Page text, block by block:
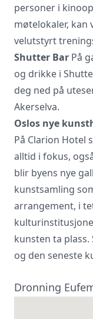
personer i
møtelokaler, kan
velutstyrt
Shutter Bar På
og drikke i
deg ned på
Akerselva.
Oslos nye
På Clarion Hotel
alltid i fokus,
blir byens nye
kunstsamling
arrangement, i
kunsten ta
og den seneste
Dronning